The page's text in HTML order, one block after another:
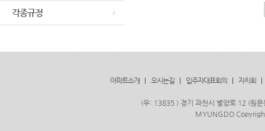
각종규정
아파트소개 오시는길 입주자대표회의 자치회
(우: 13835 ) 경기 과천시 별양로 12 (원
MYUNGDO